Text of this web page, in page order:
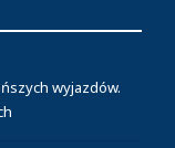
wyjazdów.